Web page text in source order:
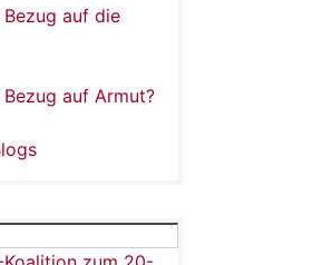
auf die
auf Armut?